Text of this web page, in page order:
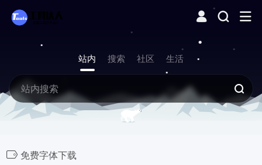
站内 搜索 社区 生活
免费字体下载